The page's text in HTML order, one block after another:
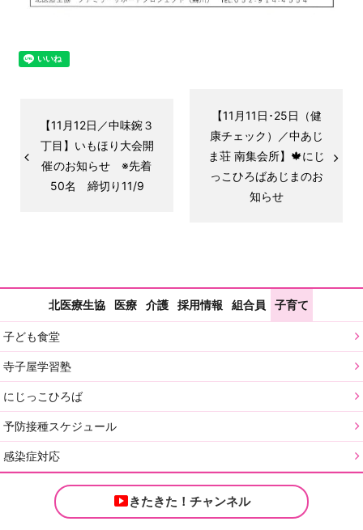
【11月12日／中味鋺３
丁目】いもほり大会開
催のお知らせ ※先着
50名 締切り11/9
【11月11日･25日（健
康チェック）／中あじ
ま荘 南集会所】🍁にじ
っこひろばあじまのお
知らせ
北医療生協 医療 介護 採用情報 組合員 子育て
子ども食堂
寺子屋学習塾
にじっこひろば
予防接種スケジュール
感染症対応
きたきた！チャンネル